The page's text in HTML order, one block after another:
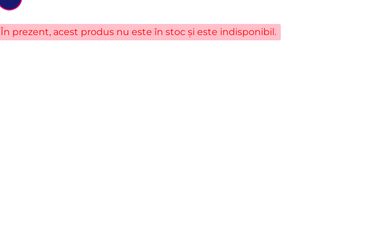
În prezent, acest produs nu este în stoc și este indisponibil.